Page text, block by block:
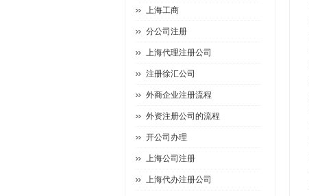
上海工商
分公司注册
上海代理注册公司
注册徐汇公司
外商企业注册流程
外资注册公司的流程
开公司办理
上海公司注册
上海代办注册公司